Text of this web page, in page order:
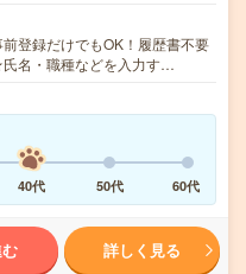
登録だけでもOK！履歴書不要
名・職種などを入力す…
40代 50代 60代
詳しく見る